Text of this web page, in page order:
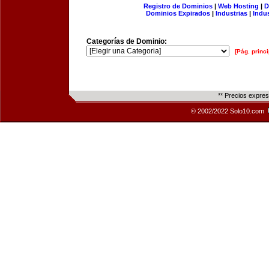
Registro de Dominios| Web Hosting |
Dominios Expirados | Industrias |
Categorías de Dominio:
[Pág.
** Precios
© 2002/2022 Solo10.com